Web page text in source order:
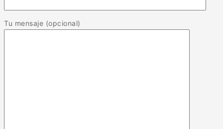
Tu mensaje (opcional)